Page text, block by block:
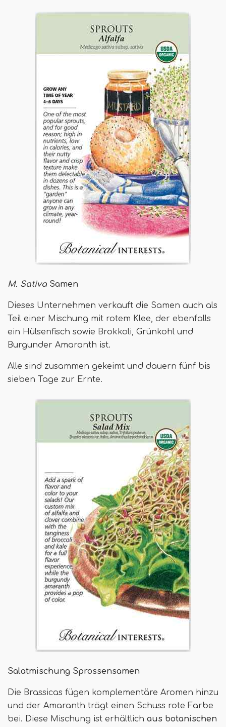
M. Sativa Samen
Dieses Unternehmen verkauft die Samen auch als
Teil einer Mischung mit rotem Klee, der ebenfalls
ein Hülsenfisch sowie Brokkoli, Grünkohl und
Burgunder Amaranth ist.
Alle sind zusammen gekeimt und dauern fünf bis
sieben Tage zur Ernte.
Salatmischung Sprossensamen
Die Brassicas fügen komplementäre Aromen hinzu
und der Amaranth trägt einen Schuss rote Farbe
bei. Diese Mischung ist erhältlich aus botanischen